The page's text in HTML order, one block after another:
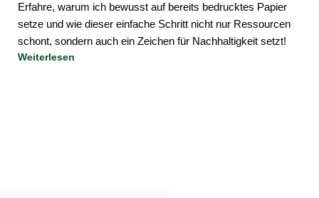
Erfahre, warum ich bewusst auf bereits bedrucktes Papier
setze und wie dieser einfache Schritt nicht nur Ressourcen
schont, sondern auch ein Zeichen für Nachhaltigkeit setzt!
Weiterlesen